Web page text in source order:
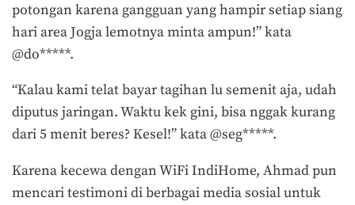
potongan karena gangguan yang hampir setiap siang
hari area Jogja lemotnya minta ampun!” kata
@do*****.
“Kalau kami telat bayar tagihan lu semenit aja, udah
diputus jaringan. Waktu kek gini, bisa nggak kurang
dari 5 menit beres? Kesel!” kata @seg*****.
Karena kecewa dengan WiFi IndiHome, Ahmad pun
mencari testimoni di berbagai media sosial untuk